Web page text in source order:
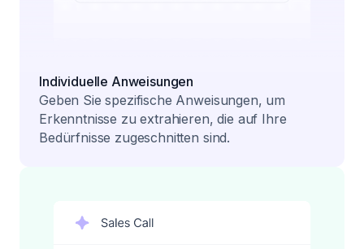
Individuelle Anweisungen
Geben Sie spezifische Anweisungen, um
Erkenntnisse zu extrahieren, die auf Ihre
Bedürfnisse zugeschnitten sind.